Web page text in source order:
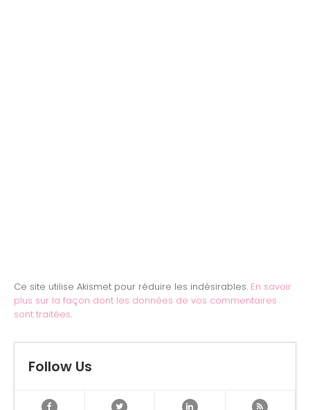
Ce site utilise Akismet pour réduire les indésirables. En savoir
plus sur la façon dont les données de vos commentaires
sont traitées.
Follow Us